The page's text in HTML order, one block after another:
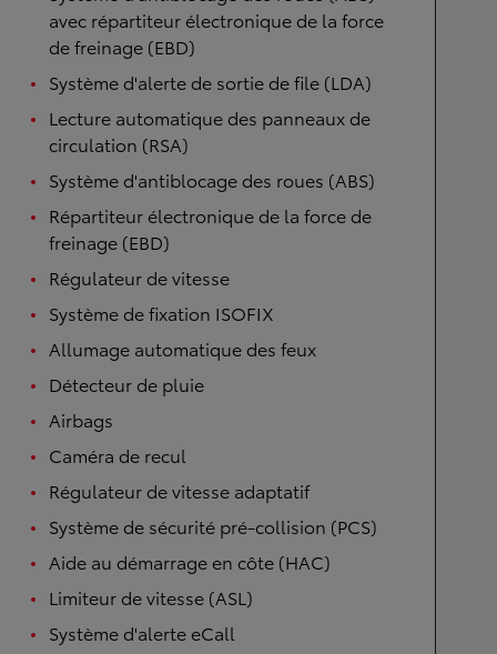
avec répartiteur électronique de la force
de freinage (EBD)
Système d'alerte de sortie de file (LDA)
Lecture automatique des panneaux de
circulation (RSA)
Système d'antiblocage des roues (ABS)
Répartiteur électronique de la force de
freinage (EBD)
Régulateur de vitesse
Système de fixation ISOFIX
Allumage automatique des feux
Détecteur de pluie
Airbags
Caméra de recul
Régulateur de vitesse adaptatif
Système de sécurité pré-collision (PCS)
Aide au démarrage en côte (HAC)
Limiteur de vitesse (ASL)
Système d'alerte eCall